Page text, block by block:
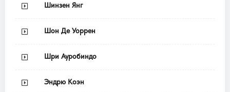
Шинзен Янг
Шон Де Уоррен
Шри Ауробиндо
Эндрю Коэн